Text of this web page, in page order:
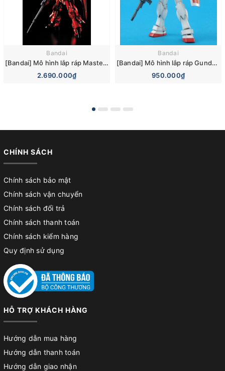
Bandai
[Bandai] Mô hình lắp ráp Master Grade 1/100 MSN-06S Sinanju Ver.Ka Titanium Finish (MG) (Gundam Model Kits)
2.690.000₫
Bandai
[Bandai] Mô hình lắp ráp Gundam 0079 Master Grade 1/100 MG RX-78-2 Gundam Ver.2.0 Model Kits
950.000₫
CHÍNH SÁCH
Chính sách bảo mật
Chính sách vận chuyển
Chính sách đổi trả
Chính sách thanh toán
Chính sách kiểm hàng
Quy định sử dụng
HỖ TRỢ KHÁCH HÀNG
Hướng dẫn mua hàng
Hướng dẫn thanh toán
Hướng dẫn giao nhận